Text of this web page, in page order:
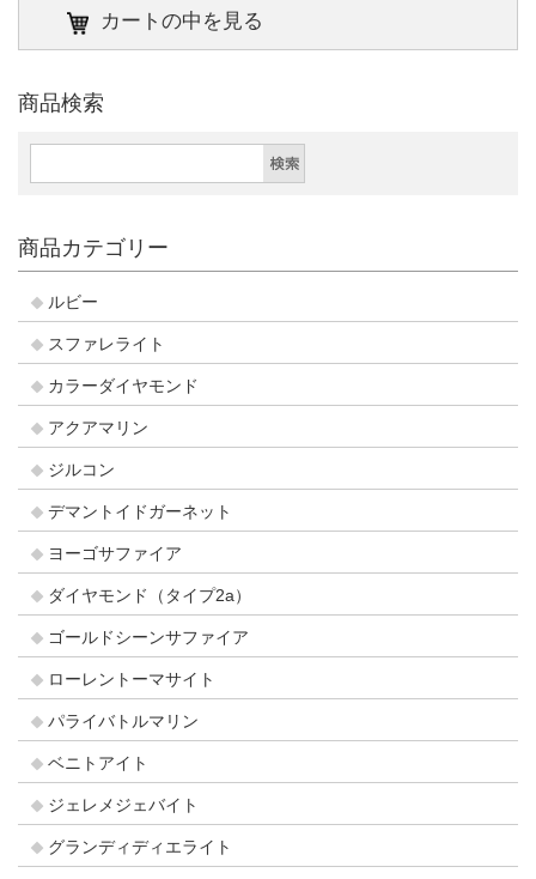
カートの中を見る
商品検索
商品カテゴリー
ルビー
スファレライト
カラーダイヤモンド
アクアマリン
ジルコン
デマントイドガーネット
ヨーゴサファイア
ダイヤモンド（タイプ2a）
ゴールドシーンサファイア
ローレントーマサイト
パライバトルマリン
ベニトアイト
ジェレメジェバイト
グランディディエライト